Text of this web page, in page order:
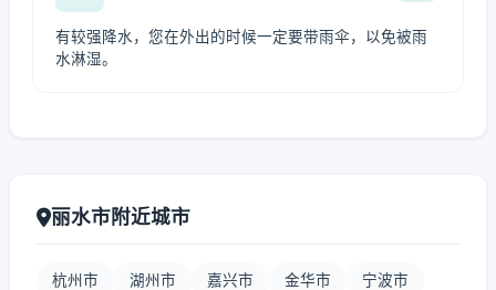
有较强降水，您在外出的时候一定要带雨伞，以免被雨
水淋湿。
丽水市附近城市
杭州市 湖州市 嘉兴市 金华市 宁波市